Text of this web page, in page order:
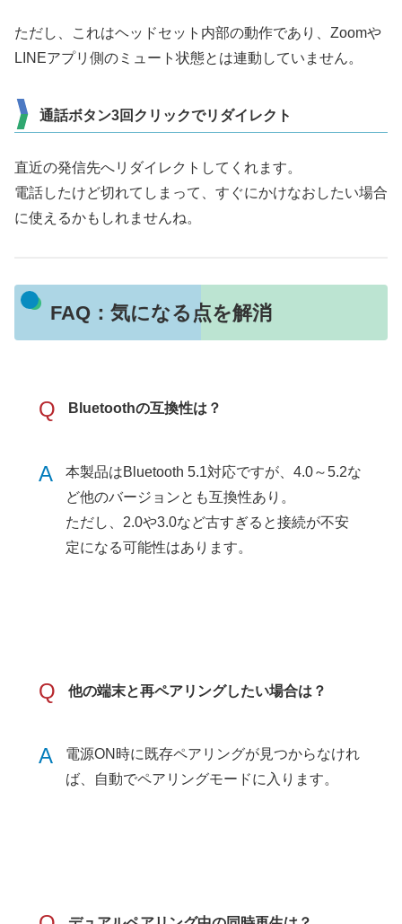
ただし、これはヘッドセット内部の動作であり、Zoomや
LINEアプリ側のミュート状態とは連動していません。
通話ボタン3回クリックでリダイレクト
直近の発信先へリダイレクトしてくれます。
電話したけど切れてしまって、すぐにかけなおしたい場合
に使えるかもしれませんね。
FAQ：気になる点を解消
Q Bluetoothの互換性は？
A
本製品はBluetooth 5.1対応ですが、4.0～5.2な
ど他のバージョンとも互換性あり。
ただし、2.0や3.0など古すぎると接続が不安
定になる可能性はあります。
Q 他の端末と再ペアリングしたい場合は？
A
電源ON時に既存ペアリングが見つからなけれ
ば、自動でペアリングモードに入ります。